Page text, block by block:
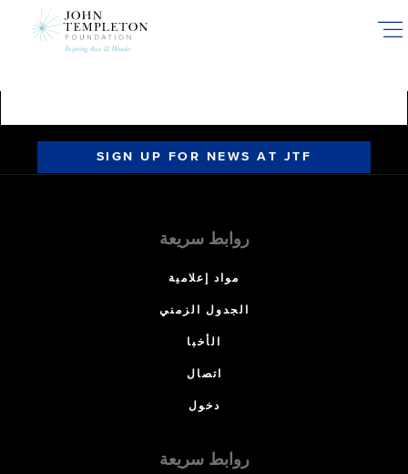
SIGN UP FOR NEWS AT JTF
روابط سريعة
مواد إعلامية
الجدول الزمني
الأخبا
اتصال
دخول
روابط سريعة